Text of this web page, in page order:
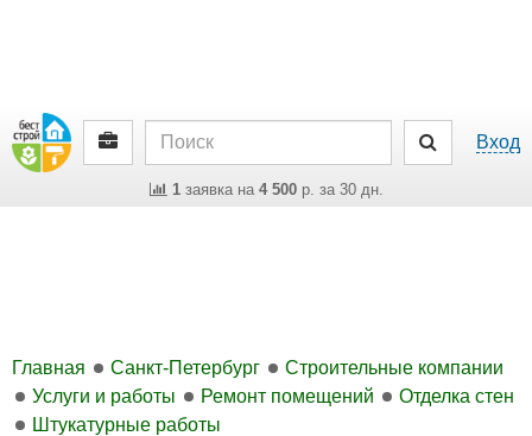
Вход
1заявка на 4 500р. за 30 дн.
Главная Санкт-Петербург
Строительные компании
Услуги и работы
Ремонт помещений
Отделка стен
Штукатурные работы